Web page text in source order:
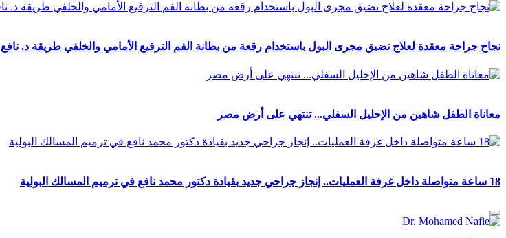
نجاح جراحة معقدة لعلاج تضيق مجرى البول باستخدام رقعة من بطانة الفم الترقيع الأمامي والخلفي طريقة د. نافع
معاناة الطفل شاهين من الإحليل السفلي... تنتهي على أرض مصر
18 ساعة متواصلة داخل غرفة العمليات.. إنجاز جراحي جديد بقيادة دكتور محمد نافع في ترميم المسالك البولية